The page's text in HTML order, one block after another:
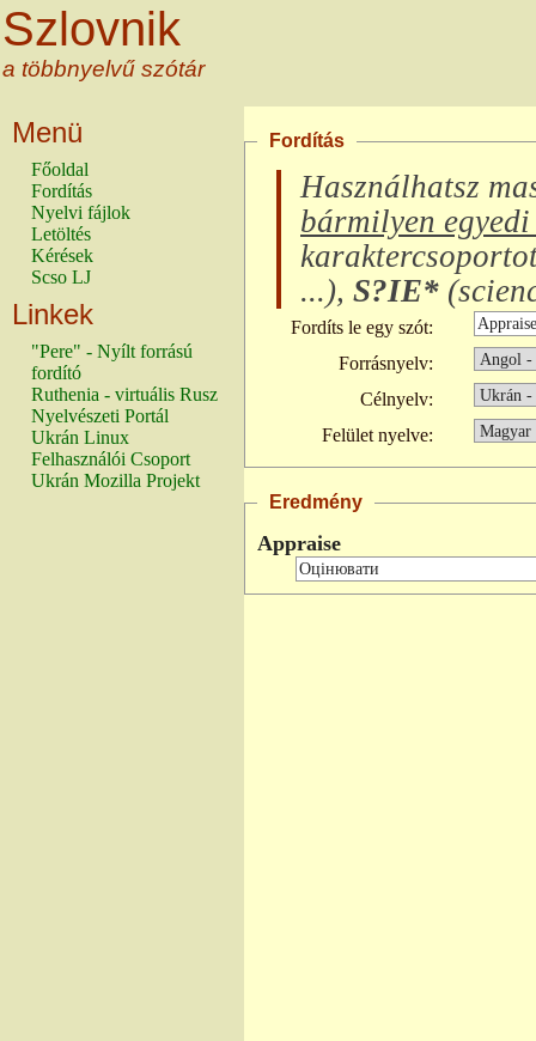
Szlovnik
a többnyelvű szótár
Menü
Főoldal
Fordítás
Nyelvi fájlok
Letöltés
Kérések
Scso LJ
Linkek
"Pere" - Nyílt forrású
fordító
Ruthenia - virtuális Rusz
Nyelvészeti Portál
Ukrán Linux
Felhasználói Csoport
Ukrán Mozilla Projekt
Fordítás
Használhatsz
bármilyen
...), S?IE* (
Fordíts le egy szót:
Forrásnyelv:
Célnyelv:
Felület nyelve:
Eredmény
Appraise